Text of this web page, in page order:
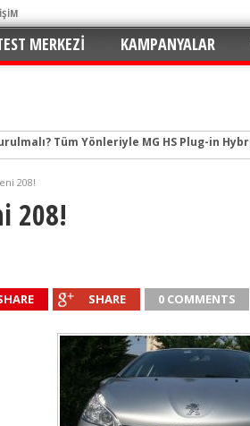
MERKEZI KAMPANYALAR
Çağın Cep Roketi
ve En Yakıt İş Birliği ile Premium
ve Maksimum Tasarruf: Toyota C-HR
SUV Standartları Yeniden
de Favorisi: Renault Clio İkinci Kez
Yeni Peugeot 2008 Hybrid e-DCS6
İçin İmzalar Atıldı: 81 İlde 249 İstasyon
Tüm Yönleriyle MG HS Plug-in
208!
208!
SHARE 0 COMMENTS